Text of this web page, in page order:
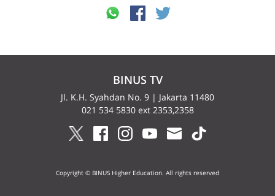
BINUS TV
Jl. K.H. Syahdan No. 9 | Jakarta 11480
021 534 5830 ext 2353,2358
Copyright © BINUS Higher Education. All rights reserved